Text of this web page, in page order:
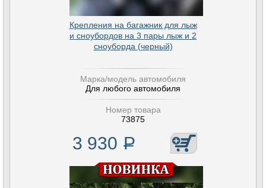
Крепления на багажник для лыж
и сноубордов на 3 пары лыж и 2
сноуборда (черный)
Марка/модель автомобиля
Для любого автомобиля
Номер товара
73875
3 930 Р